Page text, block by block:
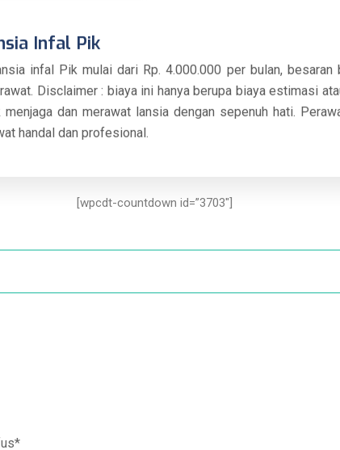
Infal Pik
infal Pik mulai dari Rp. 4.000.000 per bulan, besaran
Disclaimer : biaya ini hanya berupa biaya estimasi
dan merawat lansia dengan sepenuh hati.
handal dan profesional.
[wpcdt-countdown id=”3703″]